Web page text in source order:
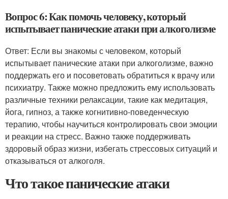
Вопрос 6: Как помочь человеку, который
испытывает панические атаки при алкоголизме
Ответ: Если вы знакомы с человеком, который
испытывает панические атаки при алкоголизме, важно
поддержать его и посоветовать обратиться к врачу или
психиатру. Также можно предложить ему использовать
различные техники релаксации, такие как медитация,
йога, гипноз, а также когнитивно-поведенческую
терапию, чтобы научиться контролировать свои эмоции
и реакции на стресс. Важно также поддерживать
здоровый образ жизни, избегать стрессовых ситуаций и
отказываться от алкоголя.
Что такое панические атаки